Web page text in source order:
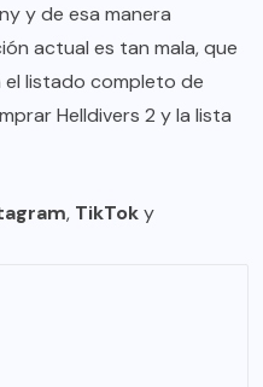
y de esa manera
actual es tan mala, que
listado completo de
Helldivers 2 y la lista
, TikToky